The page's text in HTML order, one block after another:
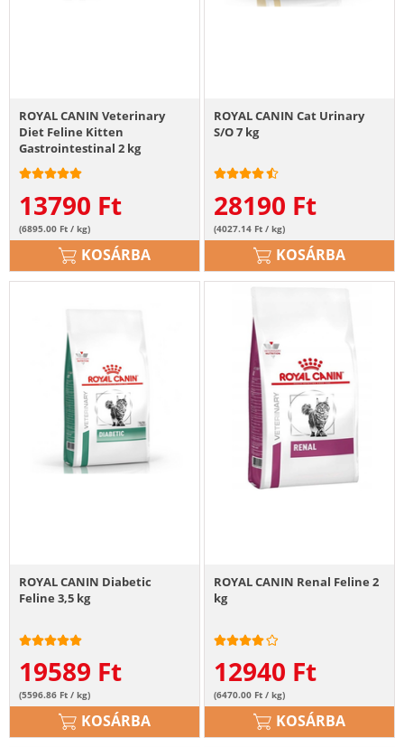
ROYAL CANIN Veterinary
Diet Feline Kitten
Gastrointestinal 2 kg
13790 Ft
(6895.00 Ft / kg)
KOSÁRBA
ROYAL CANIN Cat Urinary
S/O 7 kg
28190 Ft
(4027.14 Ft / kg)
KOSÁRBA
ROYAL CANIN Diabetic
Feline 3,5 kg
19589 Ft
(5596.86 Ft / kg)
KOSÁRBA
ROYAL CANIN Renal Feline 2
kg
12940 Ft
(6470.00 Ft / kg)
KOSÁRBA